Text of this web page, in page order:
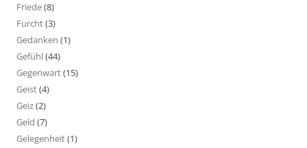
Friede(8)
Furcht(3)
Gedanken (1)
Gefühl(44)
Gegenwart(15)
Geist(4)
Geiz(2)
Geld (7)
Gelegenheit(1)